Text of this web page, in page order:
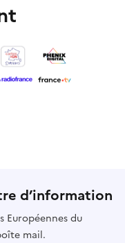
d’information
Européennes du
mail.